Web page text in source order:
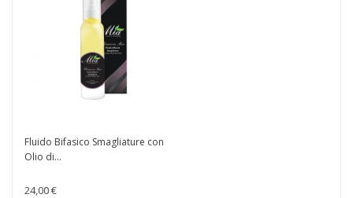
Fluido Bifasico Smagliature con
Olio di...
24,00 €